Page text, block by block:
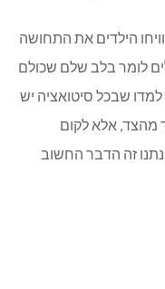
הילדים את התחושה
לומר בלב שלם שכולם
שבכל סיטואציה יש
מהצד, אלא לקום
זה הדבר החשוב